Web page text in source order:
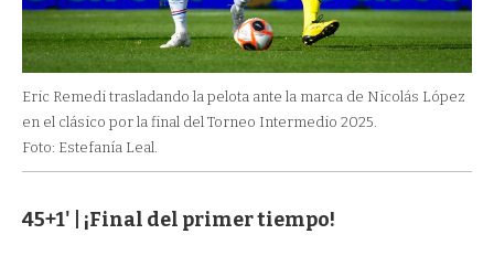
Eric Remedi trasladando la pelota ante la marca de Nicolás López
en el clásico por la final del Torneo Intermedio 2025.
Foto: Estefanía Leal.
45+1' | ¡Final del primer tiempo!